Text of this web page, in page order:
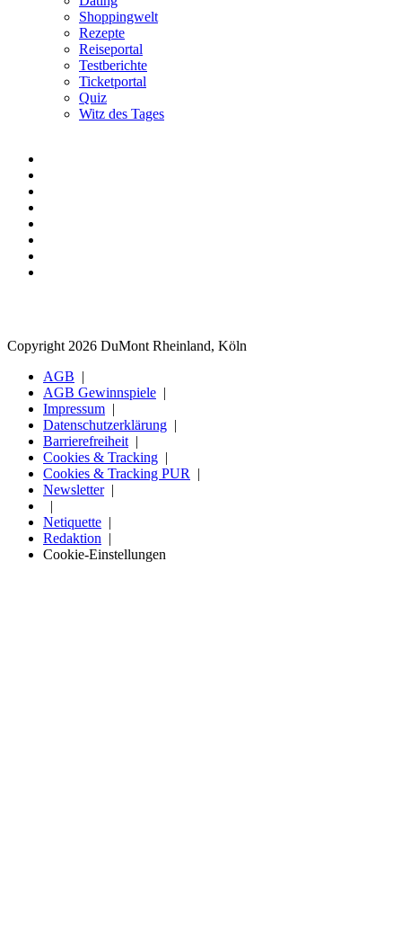
Shoppingwelt
Rezepte
Reiseportal
Testberichte
Ticketportal
Quiz
Witz des Tages
Copyright 2026 DuMont Rheinland, Köln
AGB
AGB Gewinnspiele
Impressum
Datenschutzerklärung
Barrierefreiheit
Cookies & Tracking
Cookies & Tracking PUR
Newsletter
Netiquette
Redaktion
Cookie-Einstellungen